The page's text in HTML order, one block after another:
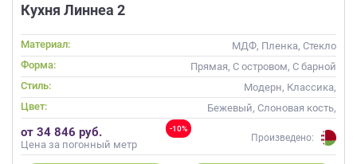
Кухня Линнеа 2
Материал:
МДФ, Пленка, Стекло
Форма:
Прямая, С островом, С барной
стойкой
Стиль:
Модерн, Классика,
Скандинавский, Неоклассика
Цвет:
Бежевый, Слоновая кость,
Кремовый, Коричневый,
Капучино, Бирюзовый, Голубой
-10%
от 34 846 руб.
Цена за погонный метр
Произведено: